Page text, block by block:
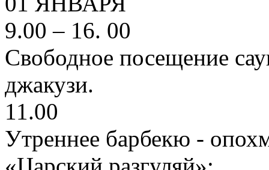
9.00 – 16. 00
Свободное посещение
джакузи.
11.00
Утреннее барбекю -